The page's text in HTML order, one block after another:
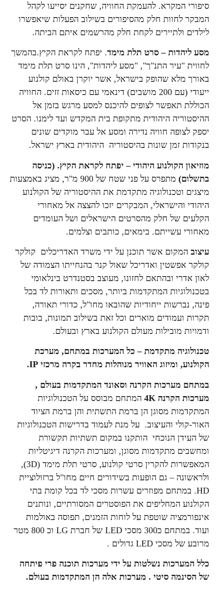
סיפורי המקרא. להעמקת החוויה, שחקנים יסייעו לקהל
המבקר לחוות חלק מהסיפורים בשילוב הפעלות שיאפשרו
לילדים ולתיירים לקחת חלק מהרשמים איתם הביתה.
מסע ליהדות – סרט תלת מימד. יפתח לקראת הקיץ.בהמשך
לחווית "עיר התנ"ך", "מסע ליהדות", הינו סרט תלת מימד
באורך מלא שהופק בישראל, אשר יוקרן באולם קולנוע
ייעודי (עם 200 מושבים) דינאמי עם כיסאות זזים. החוויה
הכוללת תאפשר לצופים להיכנס למסע מרגש בזמן אל
ההיסטוריה היהודית מתקופת בית המקדש ועד לימנו. הסרט
יספק לצופה חוויה נדירה ומסע אל עבר מוקדים שונים
בנקודות זמן שונות בהיסטוריה היהודית בארץ ישראל.
מוזיאון הקולנוע היהודי – יפתח לקראת הקיץ. (כניסה
בתשלום)
מתפרס על פני שטח של 900 מ"ר, מציג באמצעות
מיצגים וטכנולוגיה מתקדמת את ההיסטוריה של הקולנוע
היהודי והישראלי, המבקרים יזכו להצצה אל מאחורי
הקלעים של חלק מהסרטים הישראלים ושל העומדים
מאחורי עשייתם. בימאים, כותבים וצלמים.
עיצוב המקום אשר תוכנן על ידי משרד האדריכלים קולקר
קולקר אפשטין ואדריכל שאול קנר בהנחייתו הצמודה של
לאון אדרי ובהתאם לחזונו, מעוצב בסטנדרט בינלאומי
בטכנולוגיות המתקדמות ביותר, מסכים ותאורות לד בכל
פינה, נברשות ייחודיות שהובאו מחו"ל, כדורי תאורה,
תקרות ועמודים מוארים וכל זאת בשילוב תמונות, בובות
ודמויות מובילות מעולם הקולנוע בארץ ובעולם.
טכנולוגיה מתקדמת – כל המערכות במתחם, מערכת
הקולנוע, ומיזוג האוויר מנוהלות מחדר בקרה מרכזי IP
.
במתחם מערכות הקרנה וסאונד המתקדמות בעולם ,
מערכות הקרנה 4 K
המתחם מבוסס על הטכנולוגיות
המתקדמות מסוגן הן ברמת התשתית והן ברמת הציוד
האור-קולי והעיצוב. על מנת לעמוד בדרישות הטכנולוגיות
של העידן הנוכחי הותקנו במקום תשתיות תקשורת
ומחשבים מתקדמות מסוגן, ומערכות הקרנה דיגיטליות
המאפשרות להקרין סרטי קולנוע, סרטי תלת מימד (3D),
ולראשונה – גם הופעות בשידורים חיים מחו"ל ברזולוציית
HD. במתחם מפוזרים עשרות מסכי לד בכל קומת בתי
הקולנוע המחליפים את הפוסטרים המסורתיים, ונותנים
אינפורמציה שוטפת על לוחות הזמנים, תפוסה באולמות
ועוד. במתחם כ300 מסכי LED של חברת LG וכ 800 מטר
מרובע של מסכי LED גדולים .
כלל המערכות נשלטות על ידי מערכות תוכנה פרי פיתחה
של הסינמה סיטי . מערכות אלה הן המתקדמות בעולם.